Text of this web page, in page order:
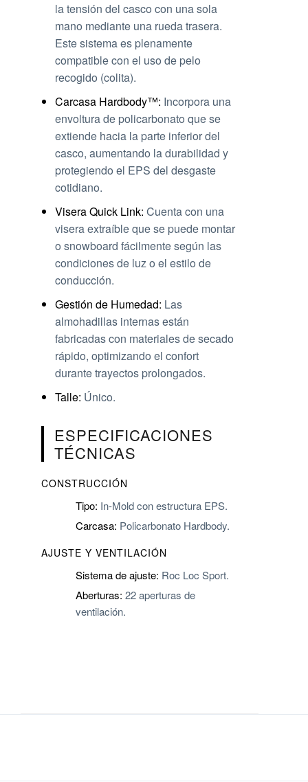
la tensión del casco con una sola
mano mediante una rueda trasera.
Este sistema es plenamente
compatible con el uso de pelo
recogido (colita).
Carcasa Hardbody™: Incorpora una
envoltura de policarbonato que se
extiende hacia la parte inferior del
casco, aumentando la durabilidad y
protegiendo el EPS del desgaste
cotidiano.
Visera Quick Link: Cuenta con una
visera extraíble que se puede montar
o snowboard fácilmente según las
condiciones de luz o el estilo de
conducción.
Gestión de Humedad: Las
almohadillas internas están
fabricadas con materiales de secado
rápido, optimizando el confort
durante trayectos prolongados.
Talle: Único.
ESPECIFICACIONES
TÉCNICAS
CONSTRUCCIÓN
Tipo: In-Mold con estructura EPS.
Carcasa: Policarbonato Hardbody.
AJUSTE Y VENTILACIÓN
Sistema de ajuste: Roc Loc Sport.
Aberturas: 22 aperturas de
ventilación.